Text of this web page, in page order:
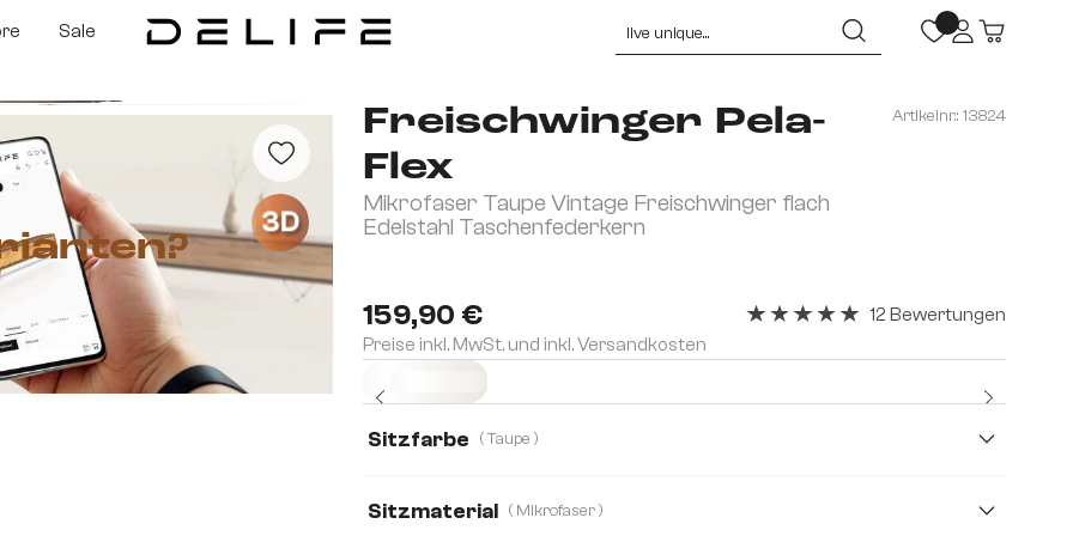
Sale
Freischwinger Pela-
Flex
Mikrofaser Taupe Vintage Freischwinger flach
Edelstahl Taschenfederkern
Artikelnr.: 13824
159,90 €
Preise inkl. MwSt. und inkl. Versandkosten
12 Bewertungen
Sitzfarbe ( Taupe )
Sitzmaterial ( Mikrofaser )
3D